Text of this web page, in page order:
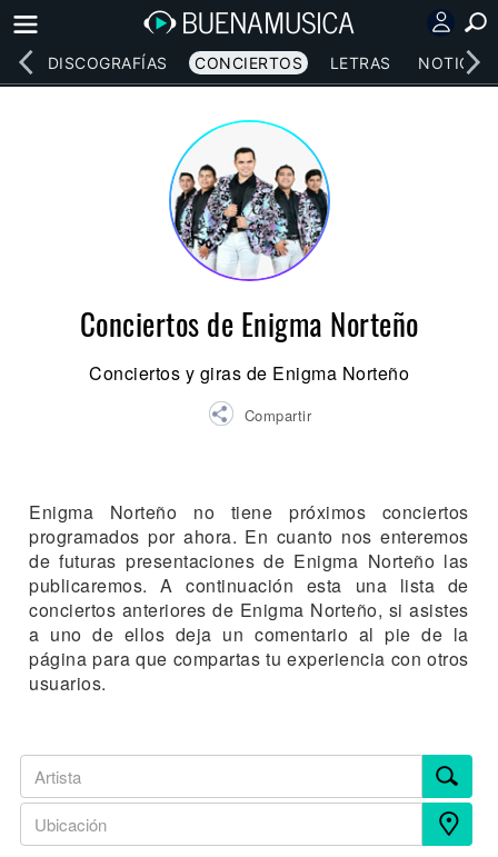
DISCOGRAFÍAS CONCIERTOS LETRAS NOTICIAS
Conciertos de Enigma Norteño
Conciertos y giras de Enigma Norteño
Compartir
Enigma Norteño no tiene próximos conciertos
programados por ahora. En cuanto nos enteremos
de futuras presentaciones de Enigma Norteño las
publicaremos. A continuación esta una lista de
conciertos anteriores de Enigma Norteño, si asistes
a uno de ellos deja un comentario al pie de la
página para que compartas tu experiencia con otros
usuarios.